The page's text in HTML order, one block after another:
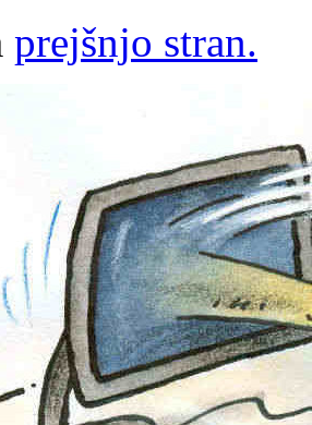
prejšnjo stran.